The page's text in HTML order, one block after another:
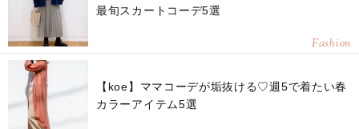
最旬スカートコーデ5選
Fashion
【koe】ママコーデが垢抜ける♡週5で着たい春
カラーアイテム5選